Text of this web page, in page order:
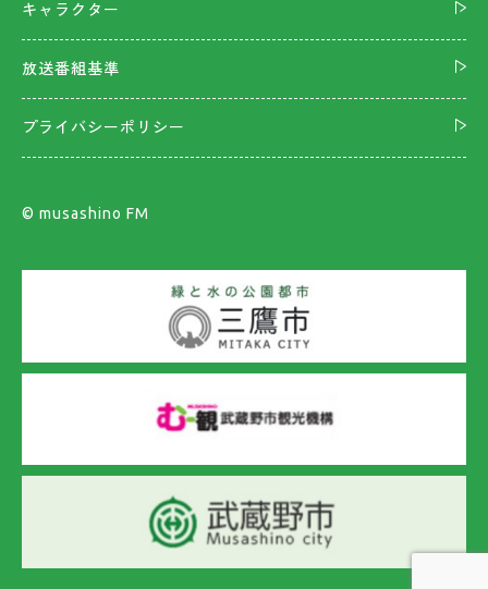
キャラクター
放送番組基準
プライバシーポリシー
©︎ musashino FM